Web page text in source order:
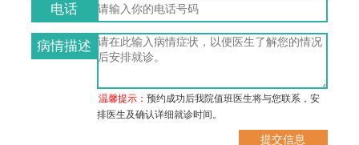
电话
病情描述
温馨提示：预约成功后我院值班医生将与您联系，安
排医生及确认详细就诊时间。